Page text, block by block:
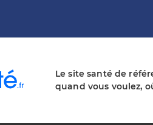
Le site santé de
quand vous voulez,